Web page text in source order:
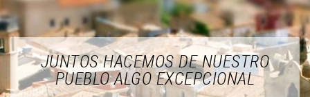
JUNTOS HACEMOS DE NUESTRO
PUEBLO ALGO EXCEPCIONAL